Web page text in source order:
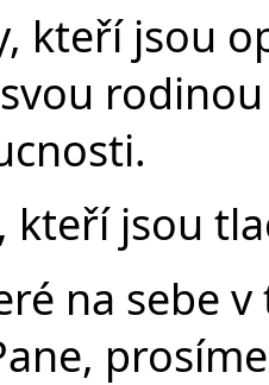
kteří jsou
kteří jsou
na sebe